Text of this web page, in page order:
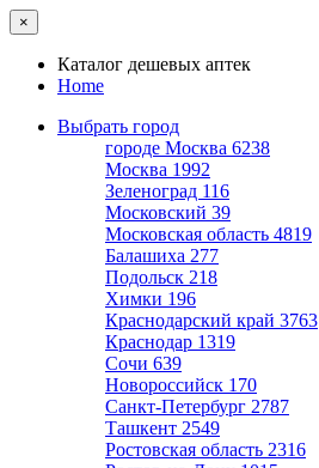
×
Каталог дешевых аптек
Home
Выбрать город
городе Москва 6238
Москва 1992
Зеленоград 116
Московский 39
Московская область 4819
Балашиха 277
Подольск 218
Химки 196
Краснодарский край 3763
Краснодар 1319
Сочи 639
Новороссийск 170
Санкт-Петербург 2787
Ташкент 2549
Ростовская область 2316